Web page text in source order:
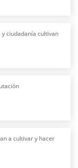
ciudadanía cultivan
a cultivar y hacer